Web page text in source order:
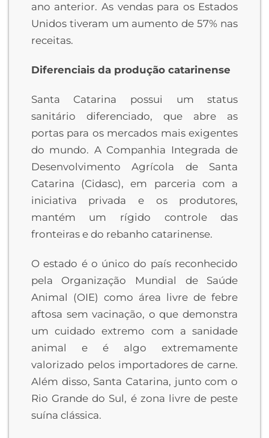
ano anterior. As vendas para os Estados
Unidos tiveram um aumento de 57% nas
receitas.
Diferenciais da produção catarinense
Santa Catarina possui um status
sanitário diferenciado, que abre as
portas para os mercados mais exigentes
do mundo. A Companhia Integrada de
Desenvolvimento Agrícola de Santa
Catarina (Cidasc), em parceria com a
iniciativa privada e os produtores,
mantém um rígido controle das
fronteiras e do rebanho catarinense.
O estado é o único do país reconhecido
pela Organização Mundial de Saúde
Animal (OIE) como área livre de febre
aftosa sem vacinação, o que demonstra
um cuidado extremo com a sanidade
animal e é algo extremamente
valorizado pelos importadores de carne.
Além disso, Santa Catarina, junto com o
Rio Grande do Sul, é zona livre de peste
suína clássica.